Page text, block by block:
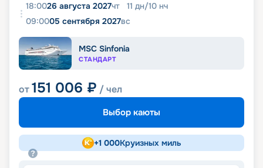
18:0026 августа 2027чт 11 дн/10 нч
09:0005 сентября 2027вс
MSC Sinfonia
СТАНДАРТ
от151 006 ₽ / чел
Выбор каюты
+1 000Круизных миль